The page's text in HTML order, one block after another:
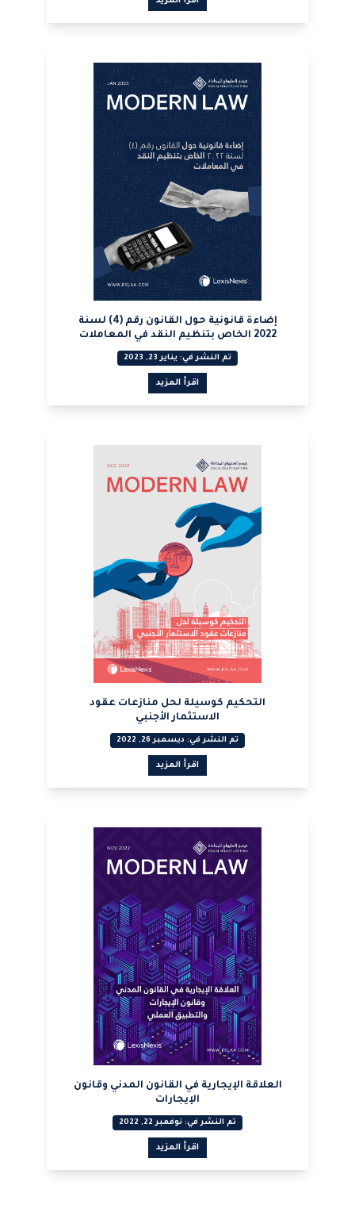
إضاءة قانونية حول القانون رقم (4) لسنة
2022 الخاص بتنظيم النقد في المعاملات
تم النشر في: يناير 23, 2023
اقرأ المزيد
التحكيم كوسيلة لحل منازعات عقود
الاستثمار الأجنبي
تم النشر في: ديسمبر 26, 2022
اقرأ المزيد
العلاقة الإيجارية في القانون المدني وقانون
الإيجارات
تم النشر في: نوفمبر 22, 2022
اقرأ المزيد